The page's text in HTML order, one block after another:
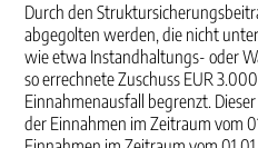
Durch den
abgegolten werden, die nicht
wie etwa Instandhaltungs- oder
so errechnete Zuschuss EUR
Einnahmenausfall begrenzt.
der Einnahmen im Zeitraum vom